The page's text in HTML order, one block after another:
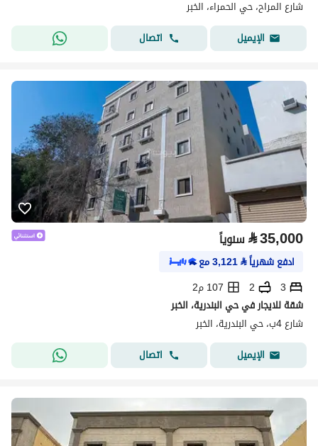
شارع المراح، حي الحمراء، الخبر
الإيميل
اتصال
⃁35,000 سنوياً
ادفع شهرياً⃁
3,121مع
3
2
107 م2
شقة للايجار في حي البندرية، الخبر
شارع 4ب، حي البندرية، الخبر
الإيميل
اتصال